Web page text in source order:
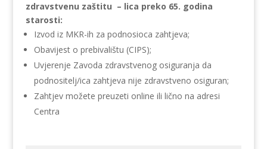
zdravstvenu zaštitu – lica preko 65. godina
starosti:
Izvod iz MKR-ih za podnosioca zahtjeva;
Obavijest o prebivalištu (CIPS);
Uvjerenje Zavoda zdravstvenog osiguranja da
podnositelj/ica zahtjeva nije zdravstveno osiguran;
Zahtjev možete preuzeti online ili lično na adresi
Centra